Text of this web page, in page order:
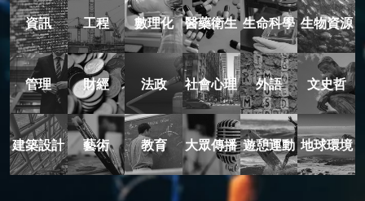
資訊 工程 數理化 醫藥衛生 生命科學 生物資源
管理 財經 法政 社會心理 外語 文史哲
建築設計 藝術 教育 大眾傳播 遊憩運動 地球環境